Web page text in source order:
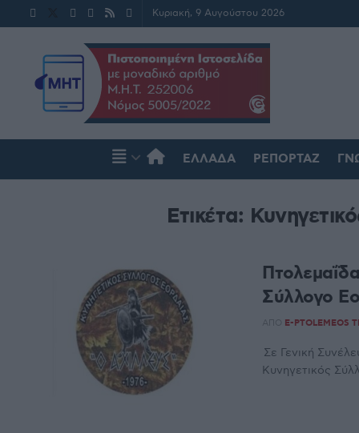
Κυριακή, 9 Αυγούστου 2026
ΕΛΛΆΔΑ ΡΕΠΟΡΤΆΖ
Ετικέτα:
Σύλλογο
ΑΠΌ E-PTOLEMEOS
Σε Γενική
Κυνηγετικός